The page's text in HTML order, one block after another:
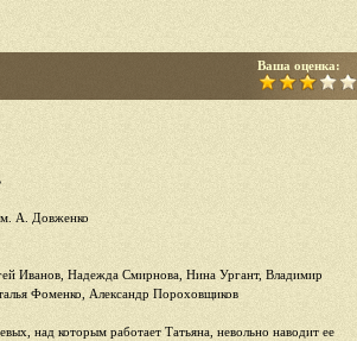
Ваша оценка:
А. Довженко
Иванов, Надежда Смирнова, Нина Ургант, Владимир
Фоменко, Александр Пороховщиков
над которым работает Татьяна, невольно наводит ее